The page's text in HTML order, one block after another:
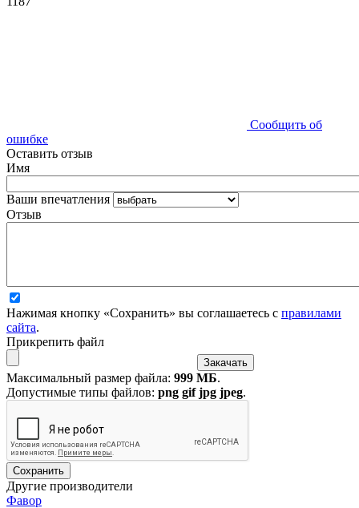
Сообщить об
ошибке
Оставить отзыв
Имя
Ваши впечатления
Отзыв
Нажимая кнопку «Сохранить» вы соглашаетесь с правилами
сайта.
Прикрепить файл
Максимальный размер файла: 999 МБ.
Допустимые типы файлов: png gif jpg jpeg.
Другие производители
Фавор